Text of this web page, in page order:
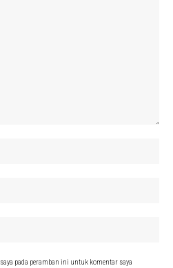
pada peramban ini untuk komentar saya